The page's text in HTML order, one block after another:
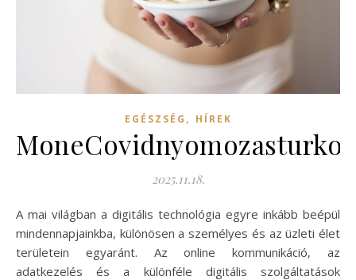
EGÉSZSÉG , HÍREK
2025.11.18.
A mai világban a digitális technológia egyre inkább beépül
mindennapjainkba, különösen a személyes és az üzleti élet
területein egyaránt. Az online kommunikáció, az
adatkezelés és a különféle digitális szolgáltatások